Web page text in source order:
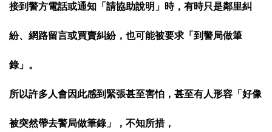
接到警方電話或通知「請協助說明」時，有時只是鄰里糾
紛、網路留言或買賣糾紛，也可能被要求「到警局做筆
錄」。
所以許多人會因此感到緊張甚至害怕，甚至有人形容「好像
被突然帶去警局做筆錄」，不知所措，